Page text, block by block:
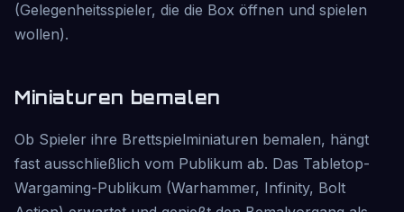
(Gelegenheitsspieler, die die Box öffnen und spielen
wollen).
Miniaturen bemalen
Ob Spieler ihre Brettspielminiaturen bemalen, hängt
fast ausschließlich vom Publikum ab. Das Tabletop-
Wargaming-Publikum (Warhammer, Infinity, Bolt